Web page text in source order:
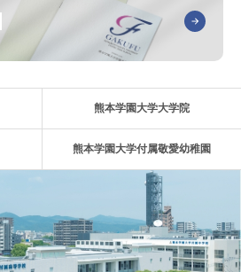
熊本学園大学大学院
熊本学園大学付属敬愛幼稚園